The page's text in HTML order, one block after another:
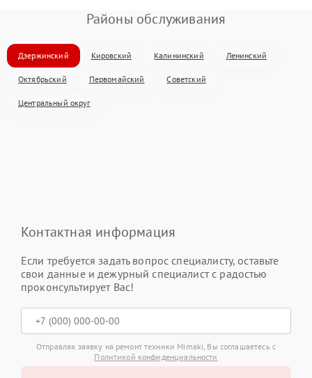
Районы обслуживания
Дзержинский Кировский Калининский Ленинский
Октябрьский Первомайский Советский
Центральный округ
Контактная информация
Если требуется задать вопрос специалисту, оставьте
свои данные и дежурный специалист с радостью
проконсультирует Вас!
Отправляя заявку на ремонт техники Mimaki, Вы соглашаетесь с
Политикой конфиденциальности